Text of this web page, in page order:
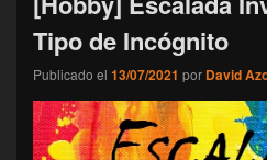
Tipo de Incógnito
Publicado el 13/07/2021 por David